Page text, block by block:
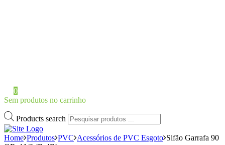
0
Sem produtos no carrinho
Products search
Home Produtos PVC Acessórios de PVC Esgoto Sifão Garrafa 90